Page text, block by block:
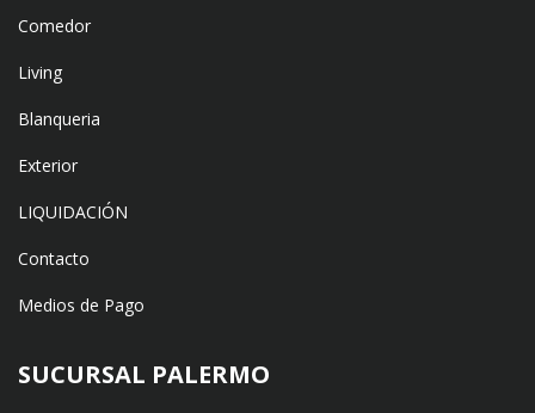
Comedor
Living
Blanqueria
Exterior
LIQUIDACIÓN
Contacto
Medios de Pago
SUCURSAL PALERMO